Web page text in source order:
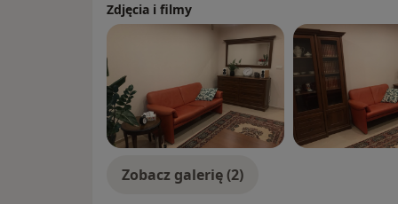
konferencjach oraz regularną superewizję
Zdjęcia i filmy
Zobacz galerię (2)